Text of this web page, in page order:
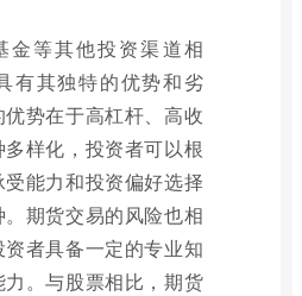
金等其他投资渠道相
有其独特的优势和劣
势在于高杠杆、高收
样化，投资者可以根
能力和投资偏好选择
期货交易的风险也相
者具备一定的专业知
。与股票相比，期货